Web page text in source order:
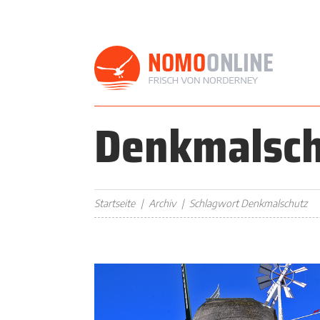
Startseite Archiv Schlagwort Denkmalschutz